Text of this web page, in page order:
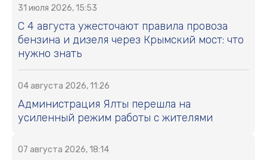
31 июля 2026, 15:53
С 4 августа ужесточают правила провоза
бензина и дизеля через Крымский мост: что
нужно знать
04 августа 2026, 11:26
Администрация Ялты перешла на
усиленный режим работы с жителями
07 августа 2026, 18:14